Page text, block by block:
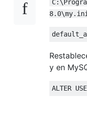
8.0\my.ini
y en
ALTER